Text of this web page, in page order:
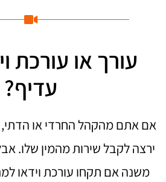
עורך או עורכת
עדיף?
אם אתם מהקהל החרדי או הדתי,
ירצה לקבל שירות מהמין שלו.
משנה אם תקחו עורכת וידאו